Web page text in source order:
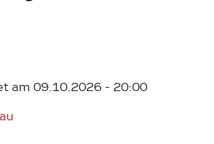
am 09.10.2026 - 20:00